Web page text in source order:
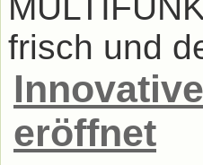
frisch und
eröffnet